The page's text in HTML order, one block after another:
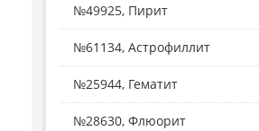
№49925, Пирит
№61134, Астрофиллит
№25944, Гематит
№28630, Флюорит